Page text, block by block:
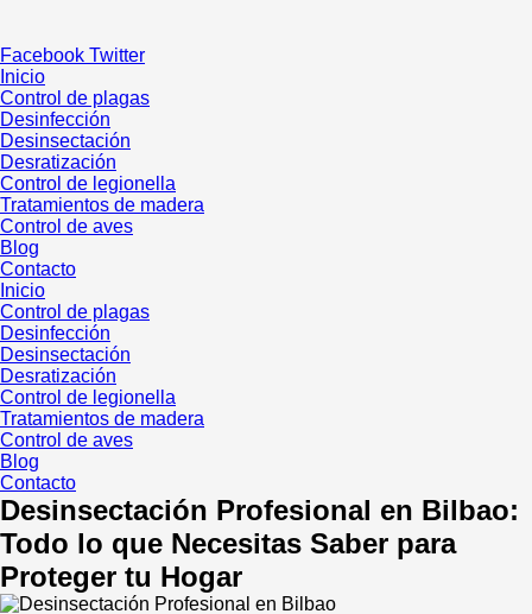
al
contenido
Facebook Twitter
Inicio
Control de plagas
Desinfección
Desinsectación
Desratización
Control de legionella
Tratamientos de madera
Control de aves
Blog
Contacto
Inicio
Control de plagas
Desinfección
Desinsectación
Desratización
Control de legionella
Tratamientos de madera
Control de aves
Blog
Contacto
Desinsectación Profesional en Bilbao:
Todo lo que Necesitas Saber para
Proteger tu Hogar